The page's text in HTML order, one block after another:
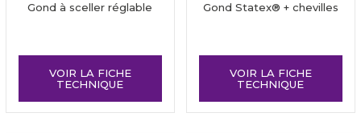
Gond à sceller réglable
VOIR LA FICHE
TECHNIQUE
Gond Statex® + chevilles
VOIR LA FICHE
TECHNIQUE